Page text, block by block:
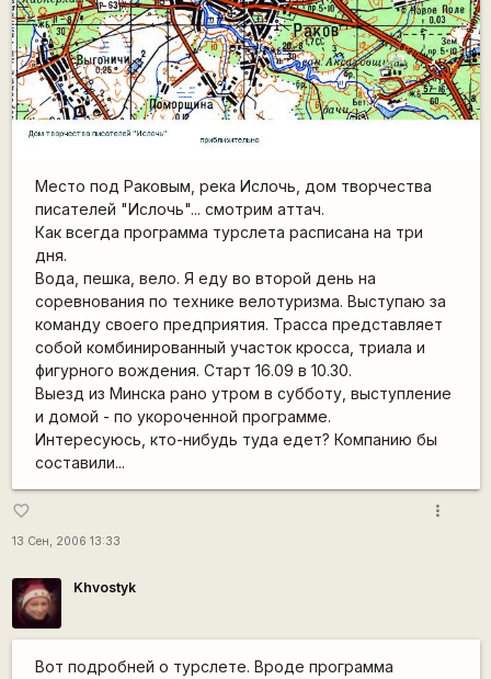
Место под Раковым, река Ислочь, дом творчества
писателей "Ислочь"... смотрим аттач.
Как всегда программа турслета расписана на три
дня.
Вода, пешка, вело. Я еду во второй день на
соревнования по технике велотуризма. Выступаю за
команду своего предприятия. Трасса представляет
собой комбинированный участок кросса, триала и
фигурного вождения. Старт 16.09 в 10.30.
Выезд из Минска рано утром в субботу, выступление
и домой - по укороченной программе.
Интересуюсь, кто-нибудь туда едет? Компанию бы
составили...
favorite_border
13 Сен, 2006 13:33
more_vert
Khvostyk
Вот подробней о турслете. Вроде программа